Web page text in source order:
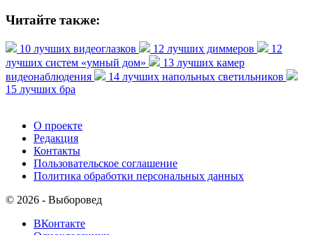
Читайте также:
10 лучших видеоглазков 12 лучших диммеров
12
лучших систем «умный дом»
13 лучших камер
видеонаблюдения
14 лучших напольных светильников
15 лучших бра
О проекте
Редакция
Контакты
Пользовательское соглашение
Политика обработки персональных данных
© 2026 - Выборовед
ВКонтакте